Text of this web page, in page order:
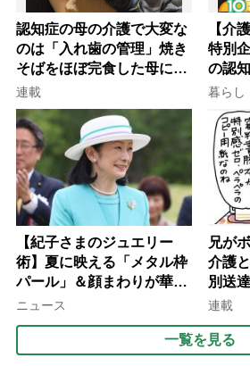
認知症の母の介護で大変な
のは「入れ歯の管理」焼き
そばをほぼ完食した母に息
子が血の気が引いた理由
連載
【介
特別
の認
行語
律に
て現
暮らし
【紀子さまのジュエリー
術】夏に映える「メタル枠
パール」＆顔まわりが華や
ぐ「揺れる一粒」の使い分
ニュース
兄が
介護
別送
連載
一覧を見る